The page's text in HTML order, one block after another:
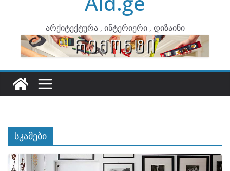
არტემიდი წარმოგიდგენთ
არქიტექტურა , ინტერიერი , დიზაინი
სკამები